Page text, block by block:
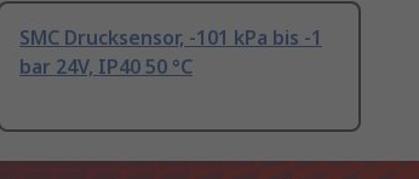
SMC Drucksensor, -101 kPa bis -1
bar 24V, IP40 50 °C